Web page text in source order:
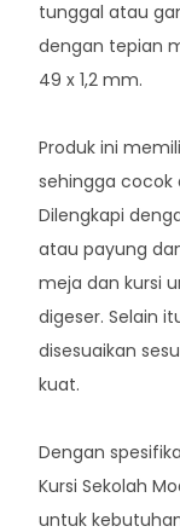
tunggal atau
dengan tepian
49 x 1,2 mm.
Produk ini
sehingga cocok
Dilengkapi
atau payung
meja dan kursi
digeser. Selain
disesuaikan
kuat.
Dengan
Kursi Sekolah
untuk